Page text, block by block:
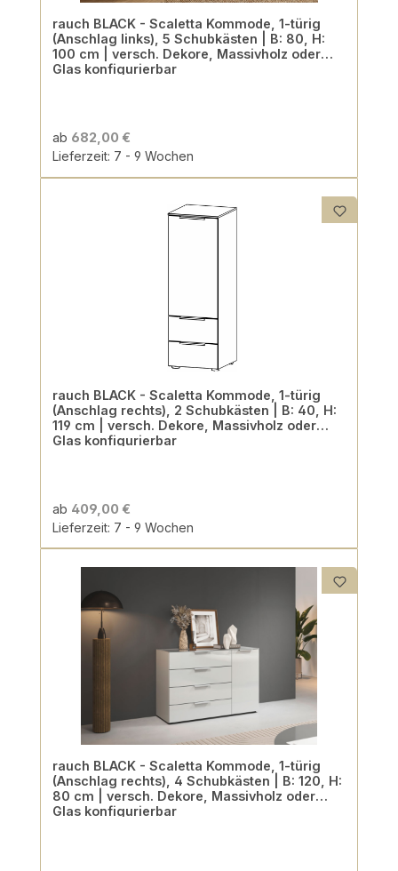
rauch BLACK - Scaletta Kommode, 1-türig
(Anschlag links), 5 Schubkästen | B: 80, H:
100 cm | versch. Dekore, Massivholz oder
Glas konfigurierbar
ab 682,00 €
Lieferzeit: 7 - 9 Wochen
rauch BLACK - Scaletta Kommode, 1-türig
(Anschlag rechts), 2 Schubkästen | B: 40, H:
119 cm | versch. Dekore, Massivholz oder
Glas konfigurierbar
ab 409,00 €
Lieferzeit: 7 - 9 Wochen
rauch BLACK - Scaletta Kommode, 1-türig
(Anschlag rechts), 4 Schubkästen | B: 120, H:
80 cm | versch. Dekore, Massivholz oder
Glas konfigurierbar